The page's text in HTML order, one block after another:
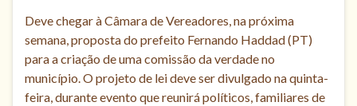
Deve chegar à Câmara de Vereadores, na próxima
semana, proposta do prefeito Fernando Haddad (PT)
para a criação de uma comissão da verdade no
município. O projeto de lei deve ser divulgado na quinta-
feira, durante evento que reunirá políticos, familiares de